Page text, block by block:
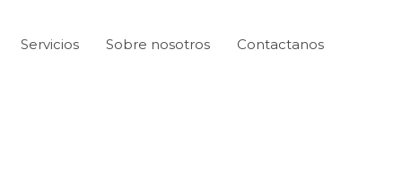
Servicios Sobre nosotros Contactanos